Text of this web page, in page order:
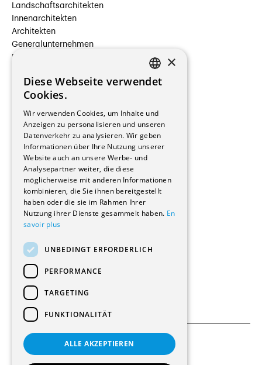
Landschaftsarchitekten
Innenarchitekten
Architekten
Generalunternehmen
Beauftragte Unternehmen
Hersteller/Lieferanten
Bauherrschaften
Immobilienverwaltungsgesellschaften
Stockwerkeigentum
Reportagen
Wohnungen
Renovierungen
Innere Umbauten
Gastgewerbe und Tourismus
Verwaltungsgebäude und Geschäfte
Schuleinrichtungen
Medizinische Einrichtungen
Kultur - Sport - Freizeit
Industrie - Handwerk
Transport und Parkplätze
Diverse Bauten
Allgemeine Bedingungen
FRENCH
×
Diese Webseite verwendet
Cookies.
Wir verwenden Cookies, um Inhalte und
Anzeigen zu personalisieren und unseren
Datenverkehr zu analysieren. Wir geben
Informationen über Ihre Nutzung unserer
Website auch an unsere Werbe- und
Analysepartner weiter, die diese
möglicherweise mit anderen Informationen
kombinieren, die Sie ihnen bereitgestellt
haben oder die sie im Rahmen Ihrer
Nutzung ihrer Dienste gesammelt haben. En
savoir plus
UNBEDINGT ERFORDERLICH
PERFORMANCE
TARGETING
FUNKTIONALITÄT
ALLE AKZEPTIEREN